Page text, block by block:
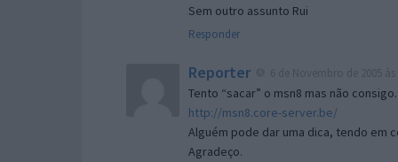
Sem outro assunto Rui
Responder
Reporter
Tento “sacar” o msn8 mas não
http://msn8.core-server.be/
Alguém pode dar uma dica, tendo em
Agradeço.